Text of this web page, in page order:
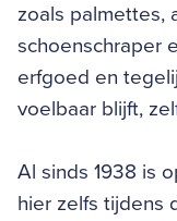
zoals palmettes,
schoenschraper
erfgoed en
voelbaar blijft,
Al sinds 1938 is
hier zelfs tijdens